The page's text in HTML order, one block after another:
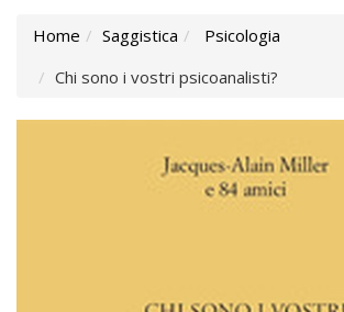
Home Saggistica
Psicologia
Chi sono i vostri psicoanalisti?